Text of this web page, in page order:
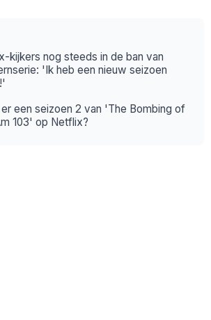
kijkers nog steeds in de ban van
'Ik heb een nieuw seizoen
er een seizoen 2 van 'The Bombing of
103' op Netflix?